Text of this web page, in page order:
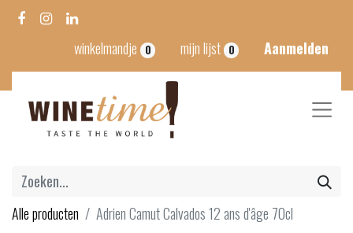
winkelmandje 0 mijn lijst 0 Aanmelden
Alle producten Adrien Camut Calvados 12 ans d'âge 70cl